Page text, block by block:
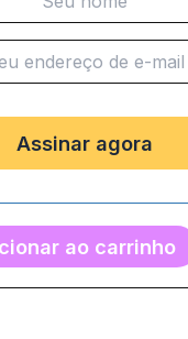
ao carrinho